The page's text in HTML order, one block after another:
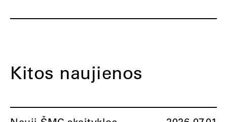
Kitos naujienos